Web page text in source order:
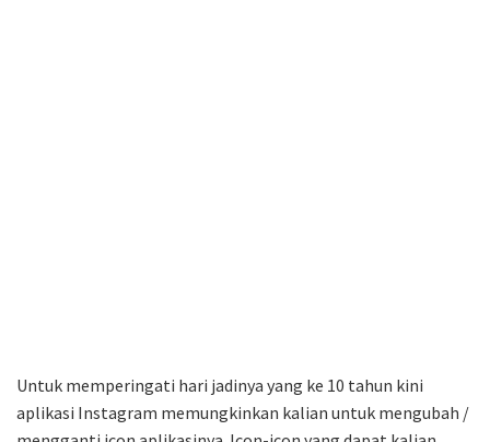
Untuk memperingati hari jadinya yang ke 10 tahun kini
aplikasi Instagram memungkinkan kalian untuk mengubah /